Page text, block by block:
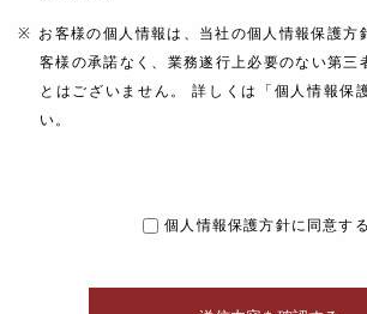
お客様の個人情報は、当社の個人情報保護方
客様の承諾なく、業務遂行上必要のない第三
とはございません。 詳しくは「個人情報保
い。
個人情報保護方針に同意する